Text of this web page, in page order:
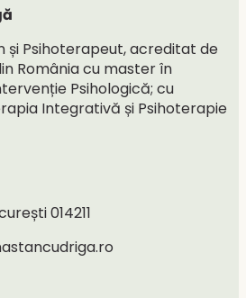
și Psihoterapeut, acreditat de
România cu master în
Psihologică; cu
Integrativă și Psihoterapie
014211